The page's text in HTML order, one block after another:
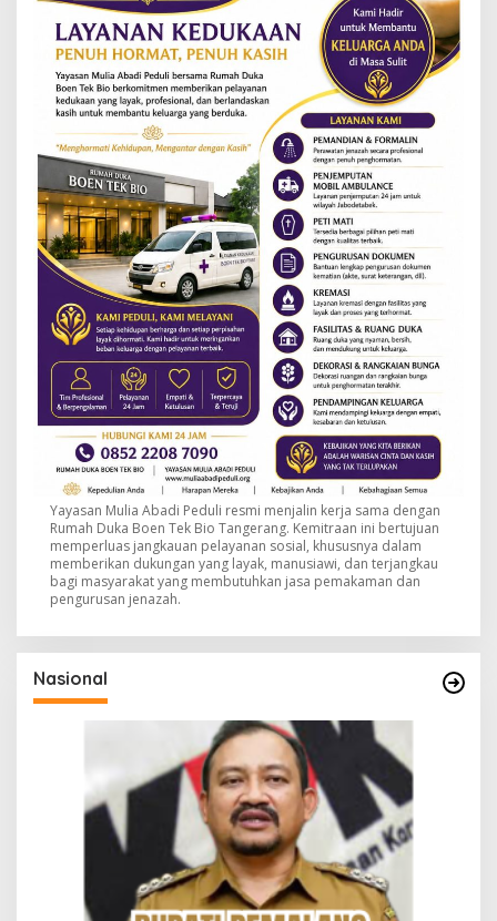
Yayasan Mulia Abadi Peduli resmi menjalin kerja sama dengan
Rumah Duka Boen Tek Bio Tangerang. Kemitraan ini bertujuan
memperluas jangkauan pelayanan sosial, khususnya dalam
memberikan dukungan yang layak, manusiawi, dan terjangkau
bagi masyarakat yang membutuhkan jasa pemakaman dan
pengurusan jenazah.
Nasional